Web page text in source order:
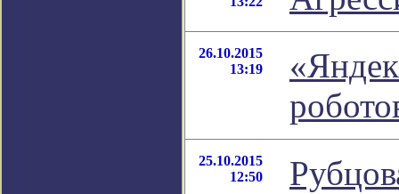
26.10.2015
13:19
25.10.2015
12:50